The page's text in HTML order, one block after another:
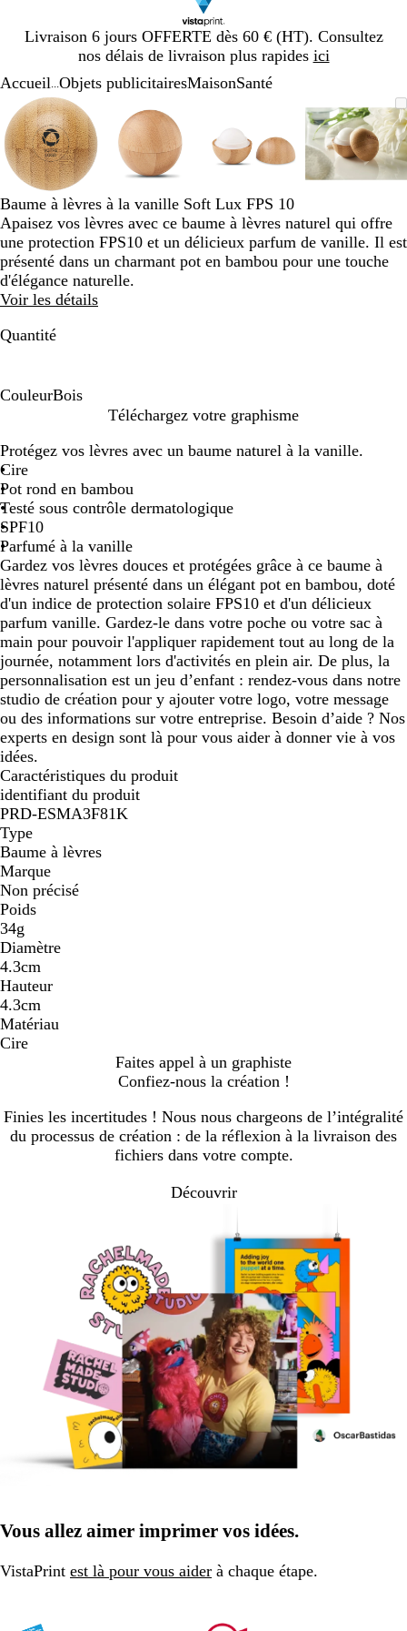
Livraison 6 jours OFFERTE dès 60 € (HT). Consultez
nos délais de livraison plus rapides ici
Diapositive
1
Accueil Objets publicitairesMaisonSanté
Image
zoomable
Zoom
au
minimum
Cliquez
pour
développer
Utilisez
les
touches
plus
et
moins
zoomer
et
touches
fléchées
pour
zoomable
au
minimum
pour
développer
les
touches
plus
et
moins
zoomer
zoomable
minimum
développer
touches
plus
moins
zoomer
et
Image
au
Cliquez
pour
Utilisez
les
touches
plus
et
pour
zoomer
Diapositive
sur
4
Baume à lèvres à la vanille Soft Lux FPS 10
Apaisez vos lèvres avec ce baume à lèvres naturel qui offre
une protection FPS10 et un délicieux parfum de vanille. Il est
présenté dans un charmant pot en bambou pour une touche
d'élégance naturelle.
Voir les détails
Quantité
CouleurBois
i
s
Téléchargez votre graphisme
Protégez vos lèvres avec un baume naturel à la vanille.
Cire
Pot rond en bambou
Testé sous contrôle dermatologique
SPF10
Parfumé à la vanille
Gardez vos lèvres douces et protégées grâce à ce baume à
lèvres naturel présenté dans un élégant pot en bambou, doté
d'un indice de protection solaire FPS10 et d'un délicieux
parfum vanille. Gardez-le dans votre poche ou votre sac à
main pour pouvoir l'appliquer rapidement tout au long de la
journée, notamment lors d'activités en plein air. De plus, la
personnalisation est un jeu d’enfant : rendez-vous dans notre
studio de création pour y ajouter votre logo, votre message
ou des informations sur votre entreprise. Besoin d’aide ? Nos
experts en design sont là pour vous aider à donner vie à vos
idées.
Caractéristiques du produit
identifiant du produit
PRD-ESMA3F81K
Type
Baume à lèvres
Marque
Non précisé
Poids
34g
Diamètre
4.3cm
Hauteur
4.3cm
Matériau
Cire
Faites appel à un graphiste
Confiez-nous la création !
Finies les incertitudes ! Nous nous chargeons de l’intégralité
du processus de création : de la réflexion à la livraison des
fichiers dans votre compte.
Découvrir
Vous allez aimer imprimer vos idées.
VistaPrint est là pour vous aider à chaque étape.